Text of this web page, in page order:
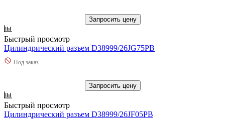
Запросить цену
Быстрый просмотр
Цилиндрический разъем D38999/26JG75PB
Под заказ
Запросить цену
Быстрый просмотр
Цилиндрический разъем D38999/26JF05PB